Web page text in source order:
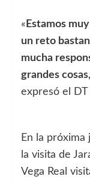
« Estamos
un reto
mucha
grandes
expresó el DT
En la
la visita de
Vega Real